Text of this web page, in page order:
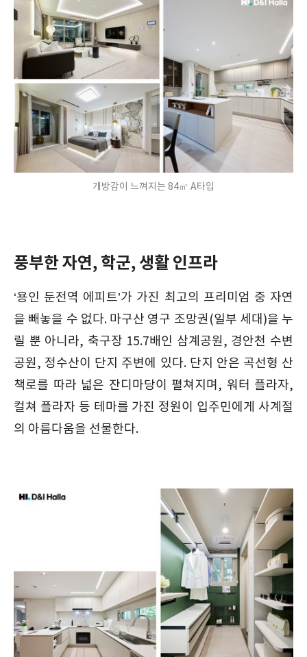
개방감이 느껴지는 84㎡ A타입
풍부한 자연, 학군, 생활 인프라
‘용인 둔전역 에피트’가 가진 최고의 프리미엄 중 자연
을 빼놓을 수 없다. 마구산 영구 조망권(일부 세대)을 누
릴 뿐 아니라, 축구장 15.7배인 삼계공원, 경안천 수변
공원, 정수산이 단지 주변에 있다. 단지 안은 곡선형 산
책로를 따라 넓은 잔디마당이 펼쳐지며, 워터 플라자,
컬쳐 플라자 등 테마를 가진 정원이 입주민에게 사계절
의 아름다움을 선물한다.